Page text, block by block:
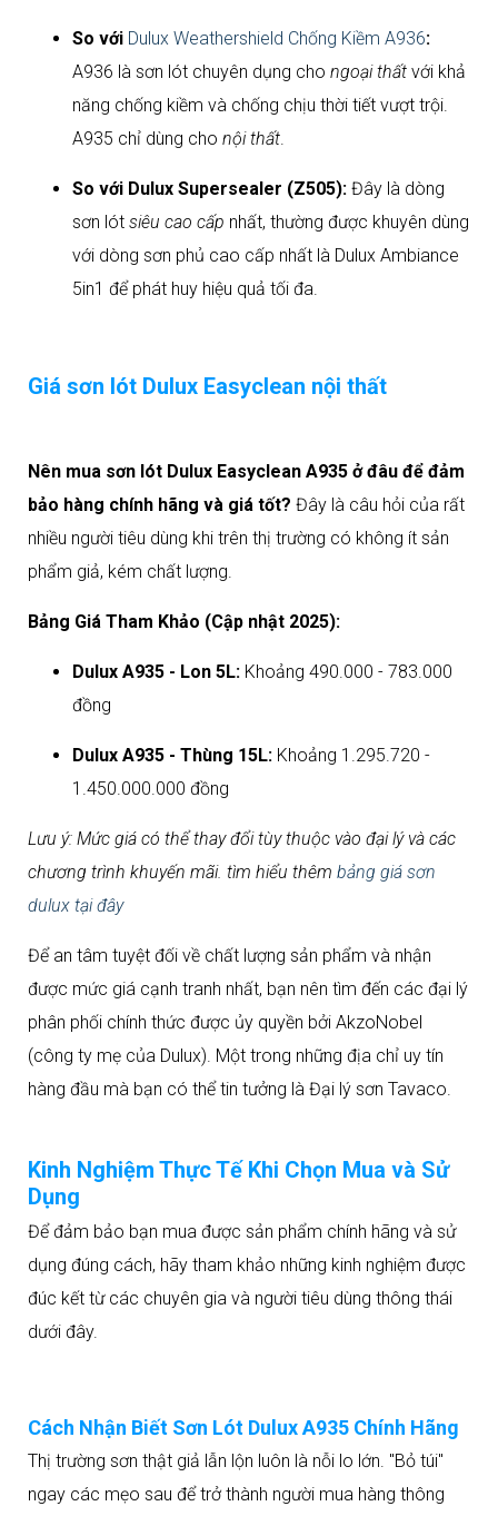
So với Dulux Weathershield Chống Kiềm A936:
A936 là sơn lót chuyên dụng cho ngoại thất với khả
năng chống kiềm và chống chịu thời tiết vượt trội.
A935 chỉ dùng cho nội thất.
So với Dulux Supersealer (Z505): Đây là dòng
sơn lót siêu cao cấp nhất, thường được khuyên dùng
với dòng sơn phủ cao cấp nhất là Dulux Ambiance
5in1 để phát huy hiệu quả tối đa.
Giá sơn lót Dulux Easyclean nội thất
Nên mua sơn lót Dulux Easyclean A935 ở đâu để đảm
bảo hàng chính hãng và giá tốt? Đây là câu hỏi của rất
nhiều người tiêu dùng khi trên thị trường có không ít sản
phẩm giả, kém chất lượng.
Bảng Giá Tham Khảo (Cập nhật 2025):
Dulux A935 - Lon 5L: Khoảng 490.000 - 783.000
đồng
Dulux A935 - Thùng 15L: Khoảng 1.295.720 -
1.450.000.000 đồng
Lưu ý: Mức giá có thể thay đổi tùy thuộc vào đại lý và các
chương trình khuyến mãi. tìm hiểu thêm bảng giá sơn
dulux tại đây
Để an tâm tuyệt đối về chất lượng sản phẩm và nhận
được mức giá cạnh tranh nhất, bạn nên tìm đến các đại lý
phân phối chính thức được ủy quyền bởi AkzoNobel
(công ty mẹ của Dulux). Một trong những địa chỉ uy tín
hàng đầu mà bạn có thể tin tưởng là Đại lý sơn Tavaco.
Kinh Nghiệm Thực Tế Khi Chọn Mua và Sử
Dụng
Để đảm bảo bạn mua được sản phẩm chính hãng và sử
dụng đúng cách, hãy tham khảo những kinh nghiệm được
đúc kết từ các chuyên gia và người tiêu dùng thông thái
dưới đây.
Cách Nhận Biết Sơn Lót Dulux A935 Chính Hãng
Thị trường sơn thật giả lẫn lộn luôn là nỗi lo lớn. "Bỏ túi"
ngay các mẹo sau để trở thành người mua hàng thông